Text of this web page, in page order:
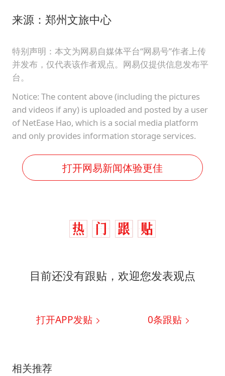
来源：郑州文旅中心
特别声明：本文为网易自媒体平台“网易号”作者上传
并发布，仅代表该作者观点。网易仅提供信息发布平
台。
Notice: The content above (including the pictures
and videos if any) is uploaded and posted by a user
of NetEase Hao, which is a social media platform
and only provides information storage services.
打开网易新闻体验更佳
目前还没有跟贴，欢迎您发表观点
打开APP发贴 0条跟贴
相关推荐